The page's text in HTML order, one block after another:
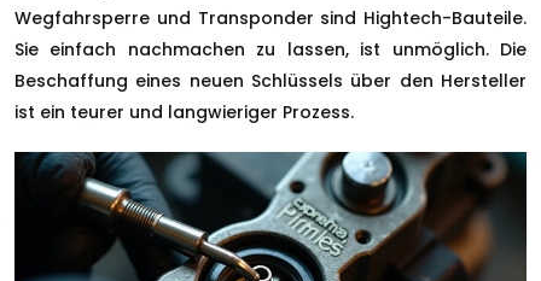
Wegfahrsperre und Transponder sind Hightech-Bauteile.
Sie einfach nachmachen zu lassen, ist unmöglich. Die
Beschaffung eines neuen Schlüssels über den Hersteller
ist ein teurer und langwieriger Prozess.